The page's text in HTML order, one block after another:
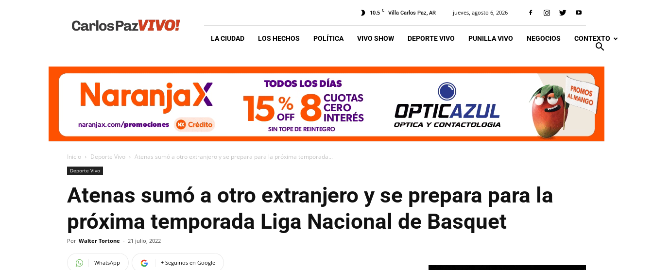
Vivo
10.5 C Villa Carlos Paz, AR jueves, agosto 6, 2026
LA CIUDAD LOS HECHOS POLÍTICA VIVO SHOW DEPORTE VIVO PUNILLA VIVO NEGOCIOS CONTEXTO
Inicio Deporte Vivo Atenas sumó a otro extranjero y se prepara para la próxima temporada...
Deporte Vivo
Atenas sumó a otro extranjero y se prepara para la
próxima temporada Liga Nacional de Basquet
Por Walter Tortone - 21 julio, 2022
WhatsApp + Seguinos en Google